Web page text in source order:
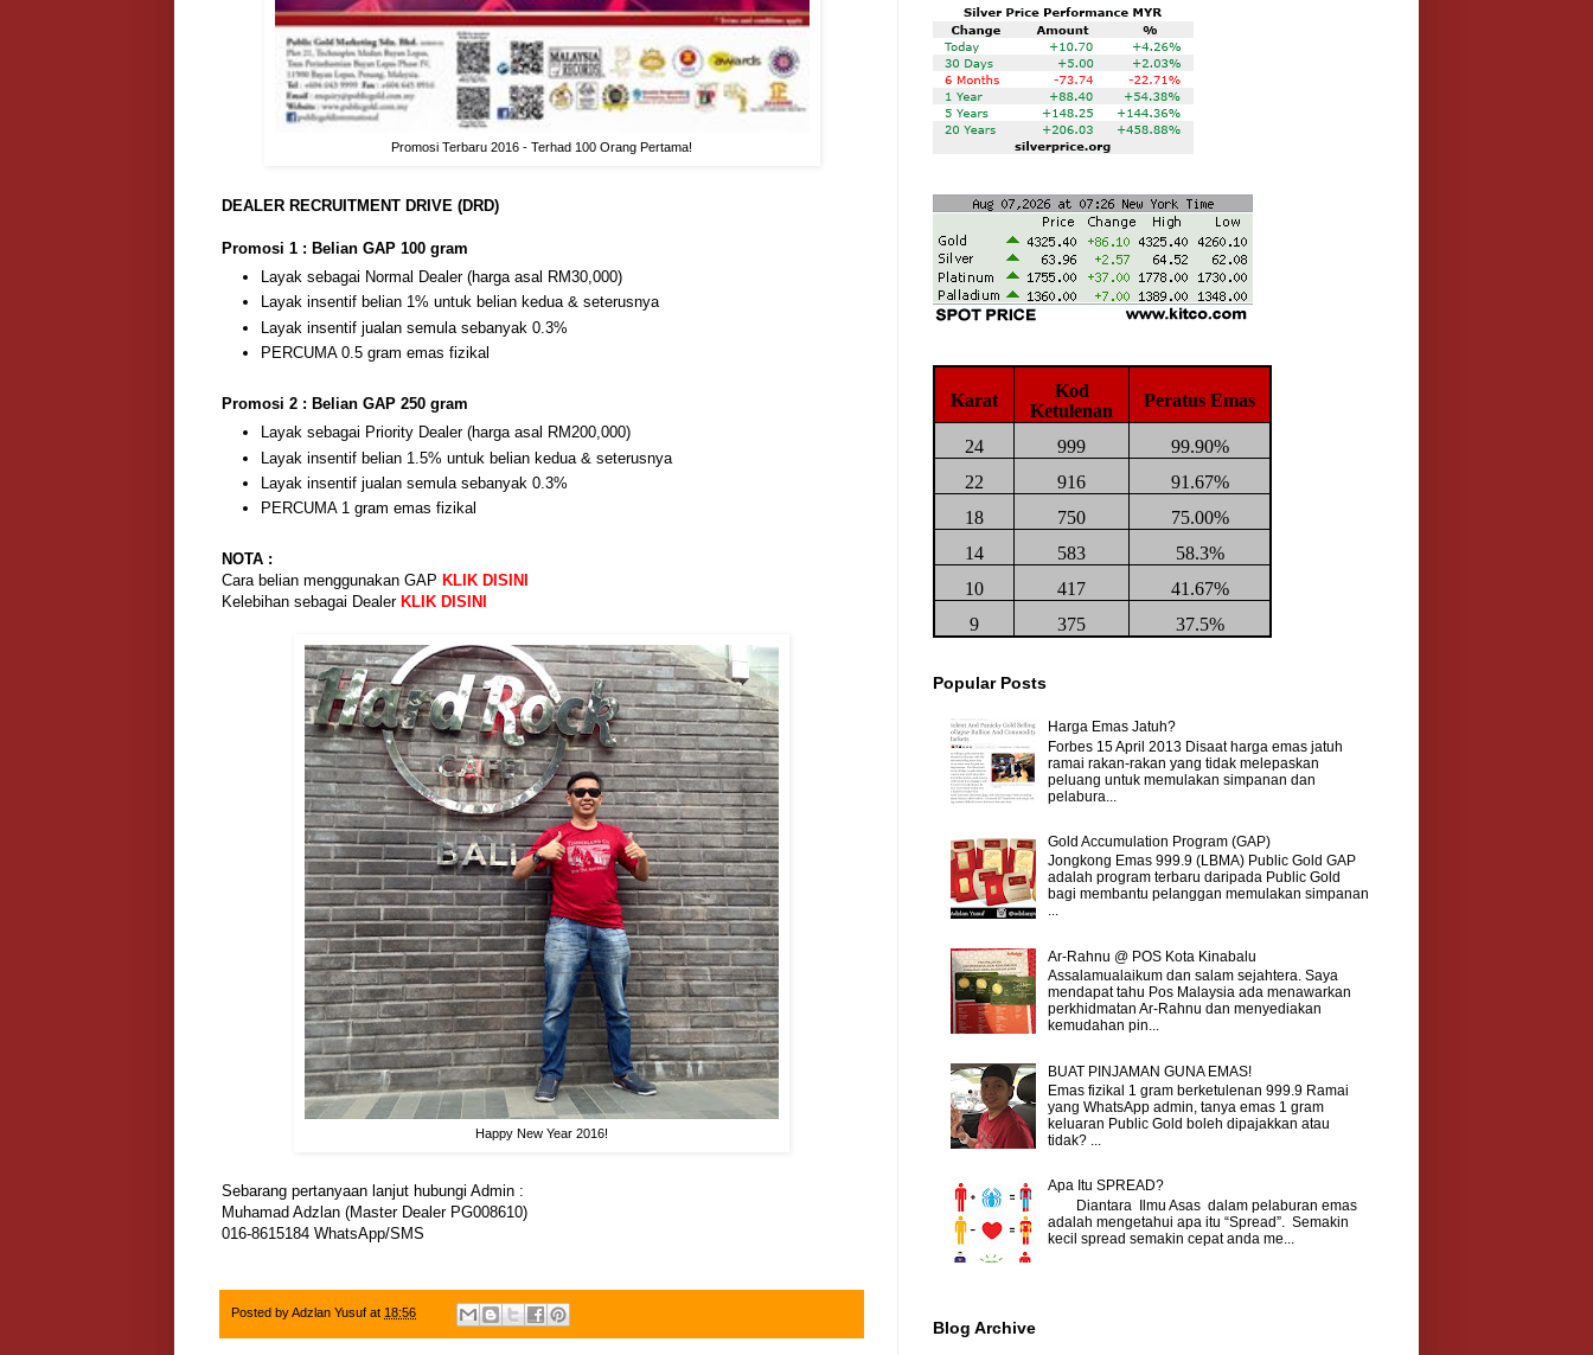
Promosi Terbaru 2016 - Terhad 100 Orang Pertama!
DEALER RECRUITMENT DRIVE (DRD)
Promosi 1 : Belian GAP 100 gram
Layak sebagai Normal Dealer (harga asal RM30,000)
Layak insentif belian 1% untuk belian kedua & seterusnya
Layak insentif jualan semula sebanyak 0.3%
PERCUMA 0.5 gram emas fizikal
Promosi 2 : Belian GAP 250 gram
Layak sebagai Priority Dealer (harga asal RM200,000)
Layak insentif belian 1.5% untuk belian kedua & seterusnya
Layak insentif jualan semula sebanyak 0.3%
PERCUMA 1 gram emas fizikal
NOTA :
Cara belian menggunakan GAP KLIK DISINI
Kelebihan sebagai Dealer KLIK DISINI
Happy New Year 2016!
Sebarang pertanyaan lanjut hubungi Admin :
Muhamad Adzlan (Master Dealer PG008610)
016-8615184 WhatsApp/SMS
Posted byAdzlan Yusuf at 18:56
Karat
Kod
Ketulenan
Peratus Emas
24 999
99.90%
22
916
91.67%
18
750
75.00%
14
583
58.3%
10
417
41.67%
9
375 37.5%
Popular Posts
Harga Emas Jatuh?
Forbes 15 April 2013 Disaat harga emas jatuh
ramai rakan-rakan yang tidak melepaskan
peluang untuk memulakan simpanan dan
pelabura...
Gold Accumulation Program (GAP)
Jongkong Emas 999.9 (LBMA) Public Gold GAP
adalah program terbaru daripada Public Gold
bagi membantu pelanggan memulakan simpanan
...
Ar-Rahnu @ POS Kota Kinabalu
Assalamualaikum dan salam sejahtera. Saya
mendapat tahu Pos Malaysia ada menawarkan
perkhidmatan Ar-Rahnu dan menyediakan
kemudahan pin...
BUAT PINJAMAN GUNA EMAS!
Emas fizikal 1 gram berketulenan 999.9 Ramai
yang WhatsApp admin, tanya emas 1 gram
keluaran Public Gold boleh dipajakkan atau
tidak? ...
Apa Itu SPREAD?
Diantara Ilmu Asas dalam pelaburan emas
adalah mengetahui apa itu “Spread”. Semakin
kecil spread semakin cepat anda me...
Blog Archive